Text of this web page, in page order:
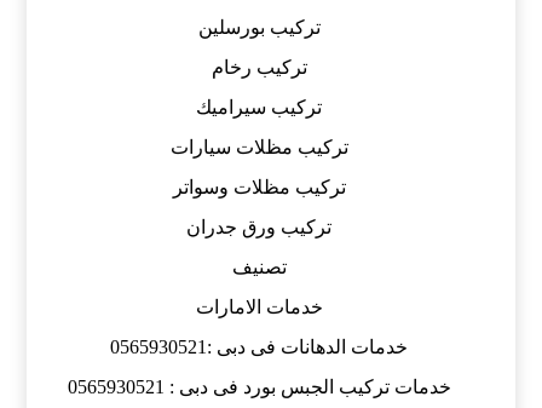
تركيب بورسلين
تركيب رخام
تركيب سيراميك
تركيب مظلات سيارات
تركيب مظلات وسواتر
تركيب ورق جدران
تصنيف
خدمات الامارات
خدمات الدهانات فى دبى :0565930521
خدمات تركيب الجبس بورد فى دبى : 0565930521